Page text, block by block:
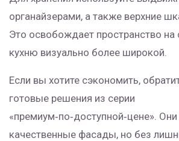
органайзерами, а также верхние
Это освобождает пространство на
кухню визуально более широкой.
Если вы хотите сэкономить,
готовые решения из серии
«премиум‑по‑доступной‑цене».
качественные фасады, но без